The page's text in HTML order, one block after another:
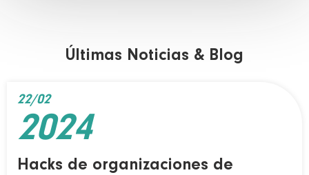
Últimas Noticias & Blog
Hacks de organizaciones de
22/02
2024